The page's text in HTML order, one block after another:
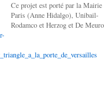
Ce projet est porté par la Mairie
Paris (Anne Hidalgo), Unibail-
Rodamco et Herzog et De